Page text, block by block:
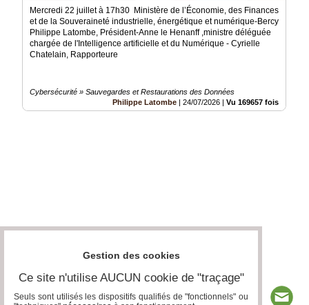
Mercredi 22 juillet à 17h30 Ministère de l’Économie, des Finances
et de la Souveraineté industrielle, énergétique et numérique-Bercy
Philippe Latombe, Président-Anne le Henanff ,ministre déléguée
chargée de l'Intelligence artificielle et du Numérique - Cyrielle
Chatelain, Rapporteure
Cybersécurité » Sauvegardes et Restaurations des Données
Philippe Latombe
24/07/2026 Vu 169657 fois
Gestion des cookies
Ce site n'utilise AUCUN cookie de "traçage"
Seuls sont utilisés les dispositifs qualifiés de "fonctionnels" ou